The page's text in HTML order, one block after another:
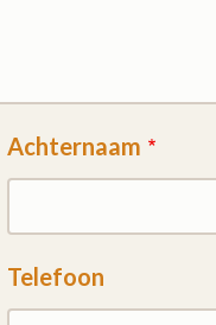
Achternaam
Telefoon